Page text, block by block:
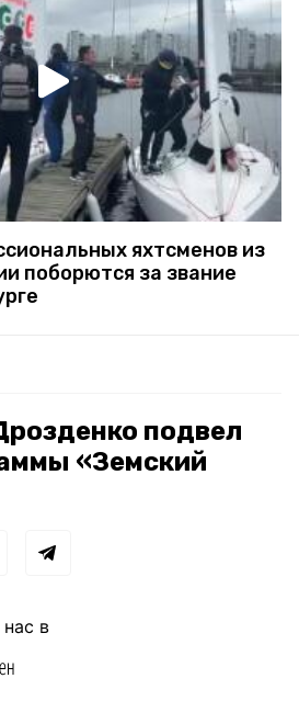
яхтсменов из
поборются за звание
подвел
«Земский
в